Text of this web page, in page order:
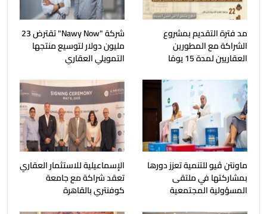
مد فترة التقديم بمشروع
الشراكة مع المطورين
العقاريين لمدة 15 يومًا
شركة "Nawy Now" تقترض 23
مليون دولار لتوسيع منتجها
التمويلي العقاري
ماونتن ڤيو للتنمية تعزز دورها
بمشاركتها في ملتقى
المسؤولية المجتمعية
الإسماعيلية للاستثمار العقاري
تعقد شراكة مع جامعة
كوفنتري بالقاهرة